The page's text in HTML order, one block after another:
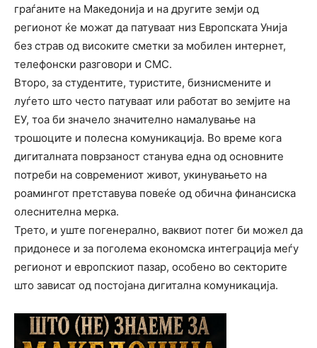
граѓаните на Македонија и на другите земји од
регионот ќе можат да патуваат низ Европската Унија
без страв од високите сметки за мобилен интернет,
телефонски разговори и СМС.
Второ, за студентите, туристите, бизнисмените и
луѓето што често патуваат или работат во земјите на
ЕУ, тоа би значело значително намалување на
трошоците и полесна комуникација. Во време кога
дигиталната поврзаност станува една од основните
потреби на современиот живот, укинувањето на
роамингот претставува повеќе од обична финансиска
олеснителна мерка.
Трето, и уште погенерално, ваквиот потег би можел да
придонесе и за поголема економска интеграција меѓу
регионот и европскиот пазар, особено во секторите
што зависат од постојана дигитална комуникација.